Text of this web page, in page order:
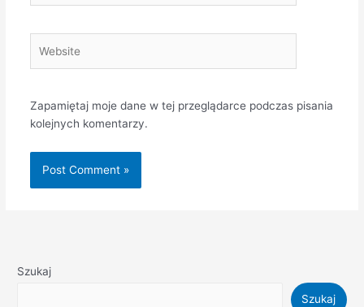
Zapamiętaj moje dane w tej przeglądarce podczas pisania
kolejnych komentarzy.
Szukaj
Szukaj